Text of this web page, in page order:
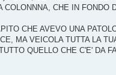
COLONNNA, CHE IN
CHE AVEVO UNA
MA VEICOLA TUTTA LA
QUELLO CHE C'E' DA